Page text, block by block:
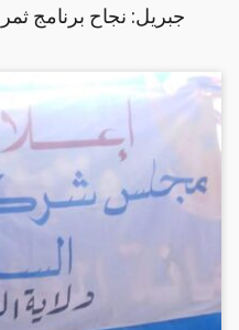
جبريل: نجاح برنامج